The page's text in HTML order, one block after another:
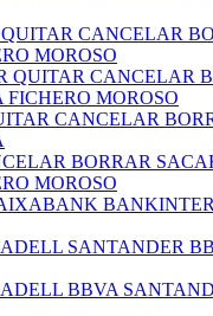
CANCELAR
MOROSO
QUITAR
MOROSO
CANCELAR
BORRAR
MOROSO
SANTANDER
BBVA